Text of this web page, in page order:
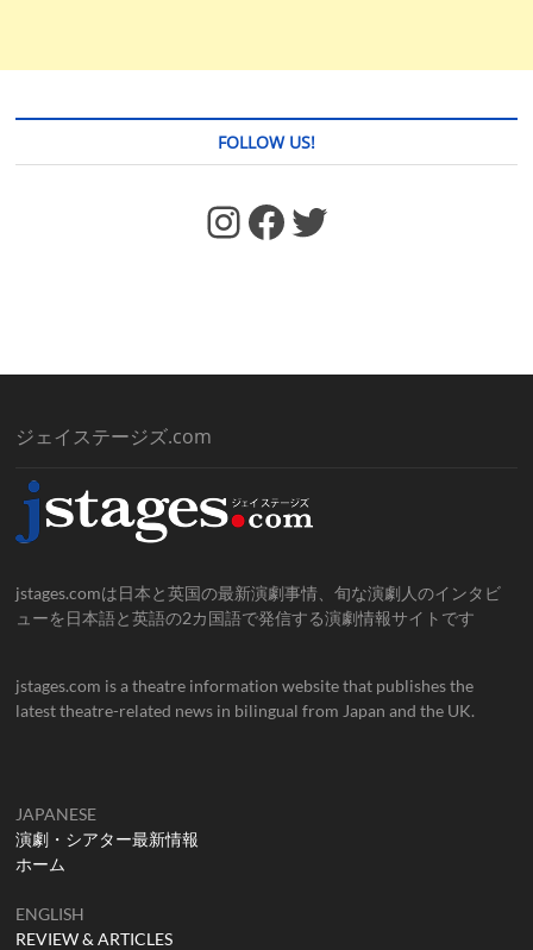
FOLLOW US!
https://www.facebook.com/jstages/ Facebook Twitter
ジェイステージズ.com
jstages.comは日本と英国の最新演劇事情、旬な演劇人のインタビ
ューを日本語と英語の2カ国語で発信する演劇情報サイトです
jstages.com is a theatre information website that publishes the
latest theatre-related news in bilingual from Japan and the UK.
JAPANESE
演劇・シアター最新情報
ホーム
ENGLISH
REVIEW & ARTICLES